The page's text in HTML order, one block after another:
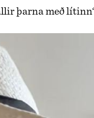
þarna með